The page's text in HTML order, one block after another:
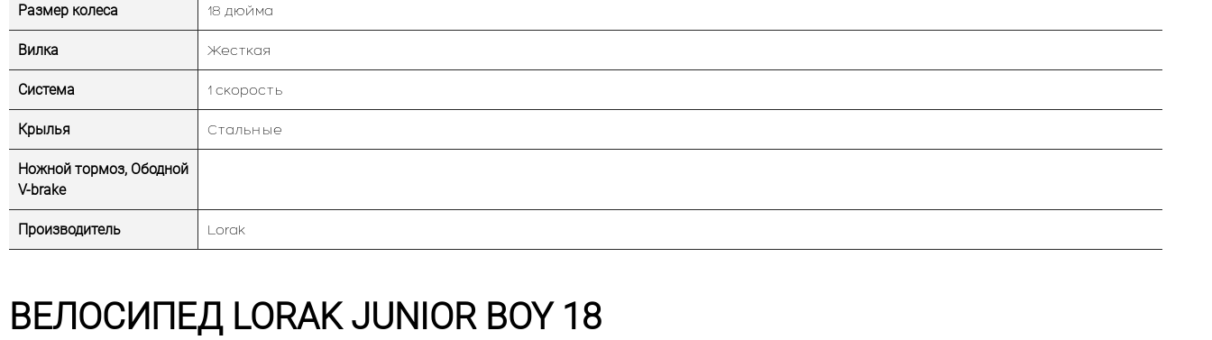
Размер колеса 18 дюйма
Вилка Жесткая
Система 1 скорость
Крылья Стальные
Ножной тормоз, Ободной
V-brake
Производитель Lorak
ВЕЛОСИПЕД LORAK JUNIOR BOY 18